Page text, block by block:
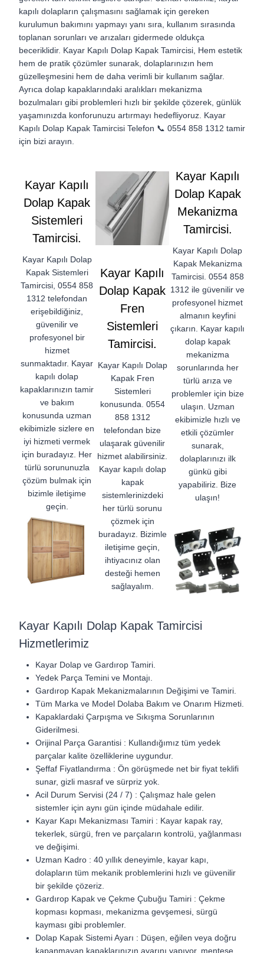
kapılı dolapların çalışmasını sağlamak için gereken
kurulumun bakımını yapmayı yanı sıra, kullanım sırasında
toplanan sorunları ve arızaları gidermede oldukça
beceriklidir. Kayar Kapılı Dolap Kapak Tamircisi, Hem estetik
hem de pratik çözümler sunarak, dolaplarınızın hem
güzelleşmesini hem de daha verimli bir kullanım sağlar.
Ayrıca dolap kapaklarındaki aralıkları mekanizma
bozulmaları gibi problemleri hızlı bir şekilde çözerek, günlük
yaşamınızda konforunuzu artırmayı hedefliyoruz. Kayar
Kapılı Dolap Kapak Tamircisi Telefon 📞 0554 858 1312 tamir
için bizi arayın.
Kayar Kapılı
Dolap Kapak
Sistemleri
Tamircisi.
Kayar Kapılı Dolap
Kapak Sistemleri
Tamircisi, 0554 858
1312 telefondan
erişebildiğiniz,
güvenilir ve
profesyonel bir
hizmet
sunmaktadır. Kayar
kapılı dolap
kapaklarınızın tamir
ve bakım
konusunda uzman
ekibimizle sizlere en
iyi hizmeti vermek
için buradayız. Her
türlü sorununuzla
çözüm bulmak için
bizimle iletişime
geçin.
Kayar Kapılı
Dolap Kapak
Fren
Sistemleri
Tamircisi.
Kayar Kapılı Dolap
Kapak Fren
Sistemleri
konusunda. 0554
858 1312
telefondan bize
ulaşarak güvenilir
hizmet alabilirsiniz.
Kayar kapılı dolap
kapak
sistemlerinizdeki
her türlü sorunu
çözmek için
buradayız. Bizimle
iletişime geçin,
ihtiyacınız olan
desteği hemen
sağlayalım.
Kayar Kapılı
Dolap Kapak
Mekanizma
Tamircisi.
Kayar Kapılı Dolap
Kapak Mekanizma
Tamircisi. 0554 858
1312 ile güvenilir ve
profesyonel hizmet
almanın keyfini
çıkarın. Kayar kapılı
dolap kapak
mekanizma
sorunlarında her
türlü arıza ve
problemler için bize
ulaşın. Uzman
ekibimizle hızlı ve
etkili çözümler
sunarak,
dolaplarınızı ilk
günkü gibi
yapabiliriz. Bize
ulaşın!
Kayar Kapılı Dolap Kapak Tamircisi
Hizmetlerimiz
Kayar Dolap ve Gardırop Tamiri.
Yedek Parça Temini ve Montajı.
Gardırop Kapak Mekanizmalarının Değişimi ve Tamiri.
Tüm Marka ve Model Dolaba Bakım ve Onarım Hizmeti.
Kapaklardaki Çarpışma ve Sıkışma Sorunlarının
Giderilmesi.
Orijinal Parça Garantisi : Kullandığımız tüm yedek
parçalar kalite özelliklerine uygundur.
Şeffaf Fiyatlandırma : Ön görüşmede net bir fiyat teklifi
sunar, gizli masraf ve sürpriz yok.
Acil Durum Servisi (24 / 7) : Çalışmaz hale gelen
sistemler için aynı gün içinde müdahale edilir.
Kayar Kapı Mekanizması Tamiri : Kayar kapak ray,
tekerlek, sürgü, fren ve parçaların kontrolü, yağlanması
ve değişimi.
Uzman Kadro : 40 yıllık deneyimle, kayar kapı,
dolapların tüm mekanik problemlerini hızlı ve güvenilir
bir şekilde çözeriz.
Gardırop Kapak ve Çekme Çubuğu Tamiri : Çekme
kopması kopması, mekanizma gevşemesi, sürgü
kayması gibi problemler.
Dolap Kapak Sistemi Ayarı : Düşen, eğilen veya doğru
kapanmayan kapaklarınızın ayarını yapıyor, menteşe